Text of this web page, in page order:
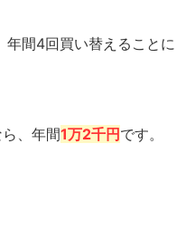
年間4回買い替えることに
、年間1万2千円 です。